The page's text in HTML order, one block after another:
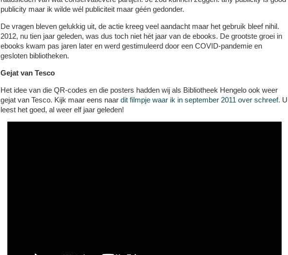
publicity maar ik wilde wél publiciteit maar géén gedonder.
De vragen bleven gelukkig uit, de actie kreeg veel aandacht maar het gebruik bleef nihil.
2012, nu tien jaar geleden, was dus toch niet hét jaar van de ebooks. De grootste groei in
ebooks kwam pas jaren later en werd gestimuleerd door een COVID-pandemie en
gesloten bibliotheken.
Gejat van Tesco
Het idee van die QR-codes en die posters hadden wij als Bibliotheek Hengelo ook weer
gejat van Tesco. Kijk maar eens naar dit filmpje waar ik in september 2011 over schreef. U
leest het goed, al weer elf jaar geleden!